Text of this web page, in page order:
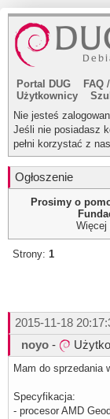
Portal DUG FAQ /
Użytkownicy
Nie jesteś
Jeśli nie posiadasz
pełni korzystać z
Ogłoszenie
Prosimy o
Więcej
Strony: 1
2015-11-18
noyo -
Mam do sprzedania
Specyfikacja:
- procesor AMD